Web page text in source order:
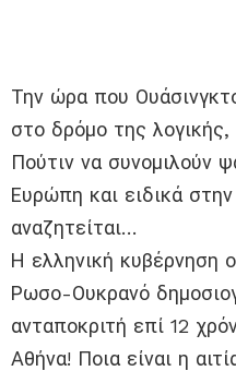
Την ώρα που
στο δρόμο της
Πούτιν να συνομιλούν
Ευρώπη και ειδικά
αναζητείται…
Η ελληνική κυβέρνηση
Ρωσο-Ουκρανό
ανταποκριτή επί 12
Αθήνα! Ποια είναι η